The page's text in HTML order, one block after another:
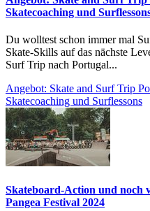
Skatecoaching und
Du wolltest schon immer mal
Skate-Skills auf das nächste
Surf Trip nach Portugal...
Angebot: Skate and Surf Trip
Skatecoaching und Surflessons
Skateboard-Action und noch
Pangea Festival 2024